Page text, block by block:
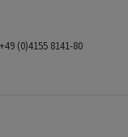
(0)4155 8141-80